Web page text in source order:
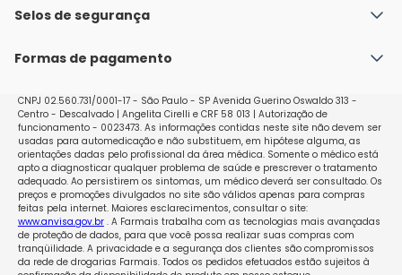
Nossas lojas
Política de Envio
Políticas de Trocas e Devoluções
Selos de segurança
Formas de pagamento
CNPJ 02.560.731/0001-17 - São Paulo - SP Avenida Guerino Oswaldo 313 -
Centro - Descalvado | Angelita Cirelli e CRF 58 013 | Autorização de
funcionamento - 0023473. As informações contidas neste site não devem ser
usadas para automedicação e não substituem, em hipótese alguma, as
orientações dadas pelo profissional da área médica. Somente o médico está
apto a diagnosticar qualquer problema de saúde e prescrever o tratamento
adequado. Ao persistirem os sintomas, um médico deverá ser consultado. Os
preços e promoções divulgados no site são válidos apenas para compras
feitas pela internet. Maiores esclarecimentos, consultar o site:
www.anvisa.gov.br. A Farmais trabalha com as tecnologias mais avançadas
de proteção de dados, para que você possa realizar suas compras com
tranqüilidade. A privacidade e a segurança dos clientes são compromissos
da rede de drogarias Farmais. Todos os pedidos efetuados estão sujeitos à